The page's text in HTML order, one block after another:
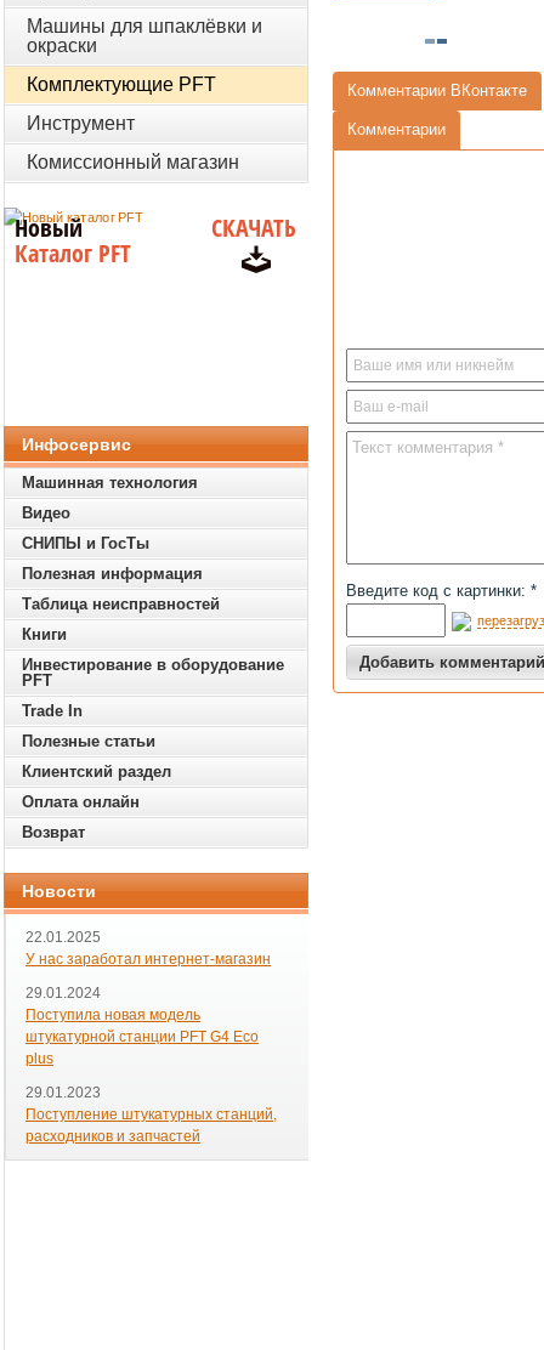
Комментарии ВКонтакте
Комментарии
Введите код с картинки: *
Машины для шпаклёвки и
окраски
Комплектующие PFT
Инструмент
Комиссионный магазин
Новый
Каталог PFT
СКАЧАТЬ
Инфосервис
Машинная технология
Видео
СНИПЫ и ГосТы
Полезная информация
Таблица неисправностей
Книги
Инвестирование в оборудование
PFT
Trade In
Полезные статьи
Клиентский раздел
Оплата онлайн
Возврат
Новости
22.01.2025
У нас заработал интернет-магазин
29.01.2024
Поступила новая модель
штукатурной станции PFT G4 Eco
plus
29.01.2023
Поступление штукатурных станций,
расходников и запчастей